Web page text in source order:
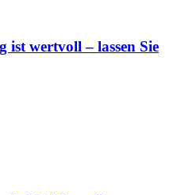
ist wertvoll – lassen Sie